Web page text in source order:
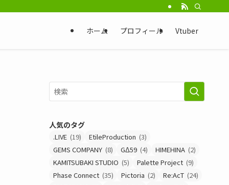
ホーム プロフィール Vtuber
人気のタグ
.LIVE (19) EtileProduction (3)
GEMS COMPANY (8) GΔ59 (4) HIMEHINA (2)
KAMITSUBAKI STUDIO (5) Palette Project (9)
Phase Connect (35) Pictoria (2) Re:AcT (24)